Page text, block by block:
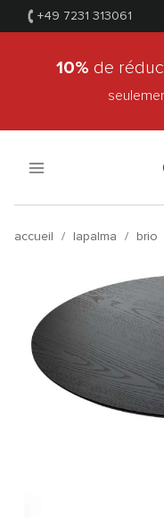
+49 7231 313061
10% de
accueil / lapalma / brio